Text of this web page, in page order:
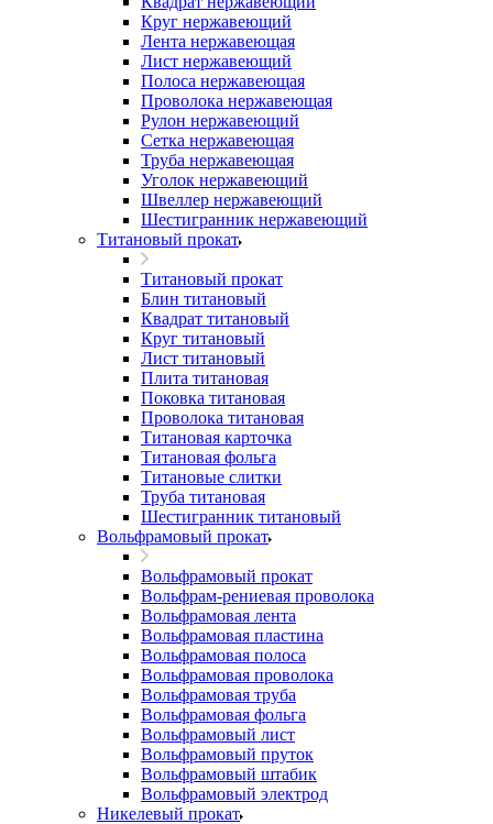
Круг нержавеющий
Лента нержавеющая
Лист нержавеющий
Полоса нержавеющая
Проволока нержавеющая
Рулон нержавеющий
Сетка нержавеющая
Труба нержавеющая
Уголок нержавеющий
Швеллер нержавеющий
Шестигранник нержавеющий
Титановый прокат
Титановый прокат
Блин титановый
Квадрат титановый
Круг титановый
Лист титановый
Плита титановая
Поковка титановая
Проволока титановая
Титановая карточка
Титановая фольга
Титановые слитки
Труба титановая
Шестигранник титановый
Вольфрамовый прокат
Вольфрамовый прокат
Вольфрам-рениевая проволока
Вольфрамовая лента
Вольфрамовая пластина
Вольфрамовая полоса
Вольфрамовая проволока
Вольфрамовая труба
Вольфрамовая фольга
Вольфрамовый лист
Вольфрамовый пруток
Вольфрамовый штабик
Вольфрамовый электрод
Никелевый прокат